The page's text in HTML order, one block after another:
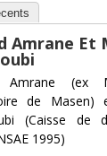
Amrane Et
Amrane (ex
de Masen)
(Caisse de
1995)